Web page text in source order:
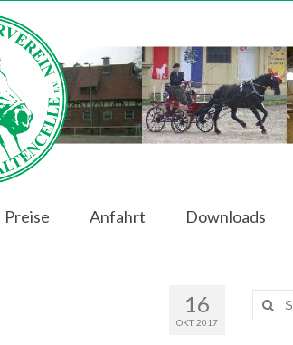
Preise Anfahrt Downloads
16
OKT. 2017
Suchen
nach: